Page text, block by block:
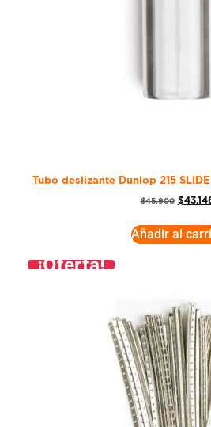
Tubo deslizante Dunlop 215
$45.900 $
Añadir al
¡Oferta!